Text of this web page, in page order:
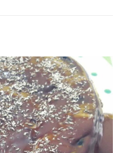
Adicionar
aos
favoritos